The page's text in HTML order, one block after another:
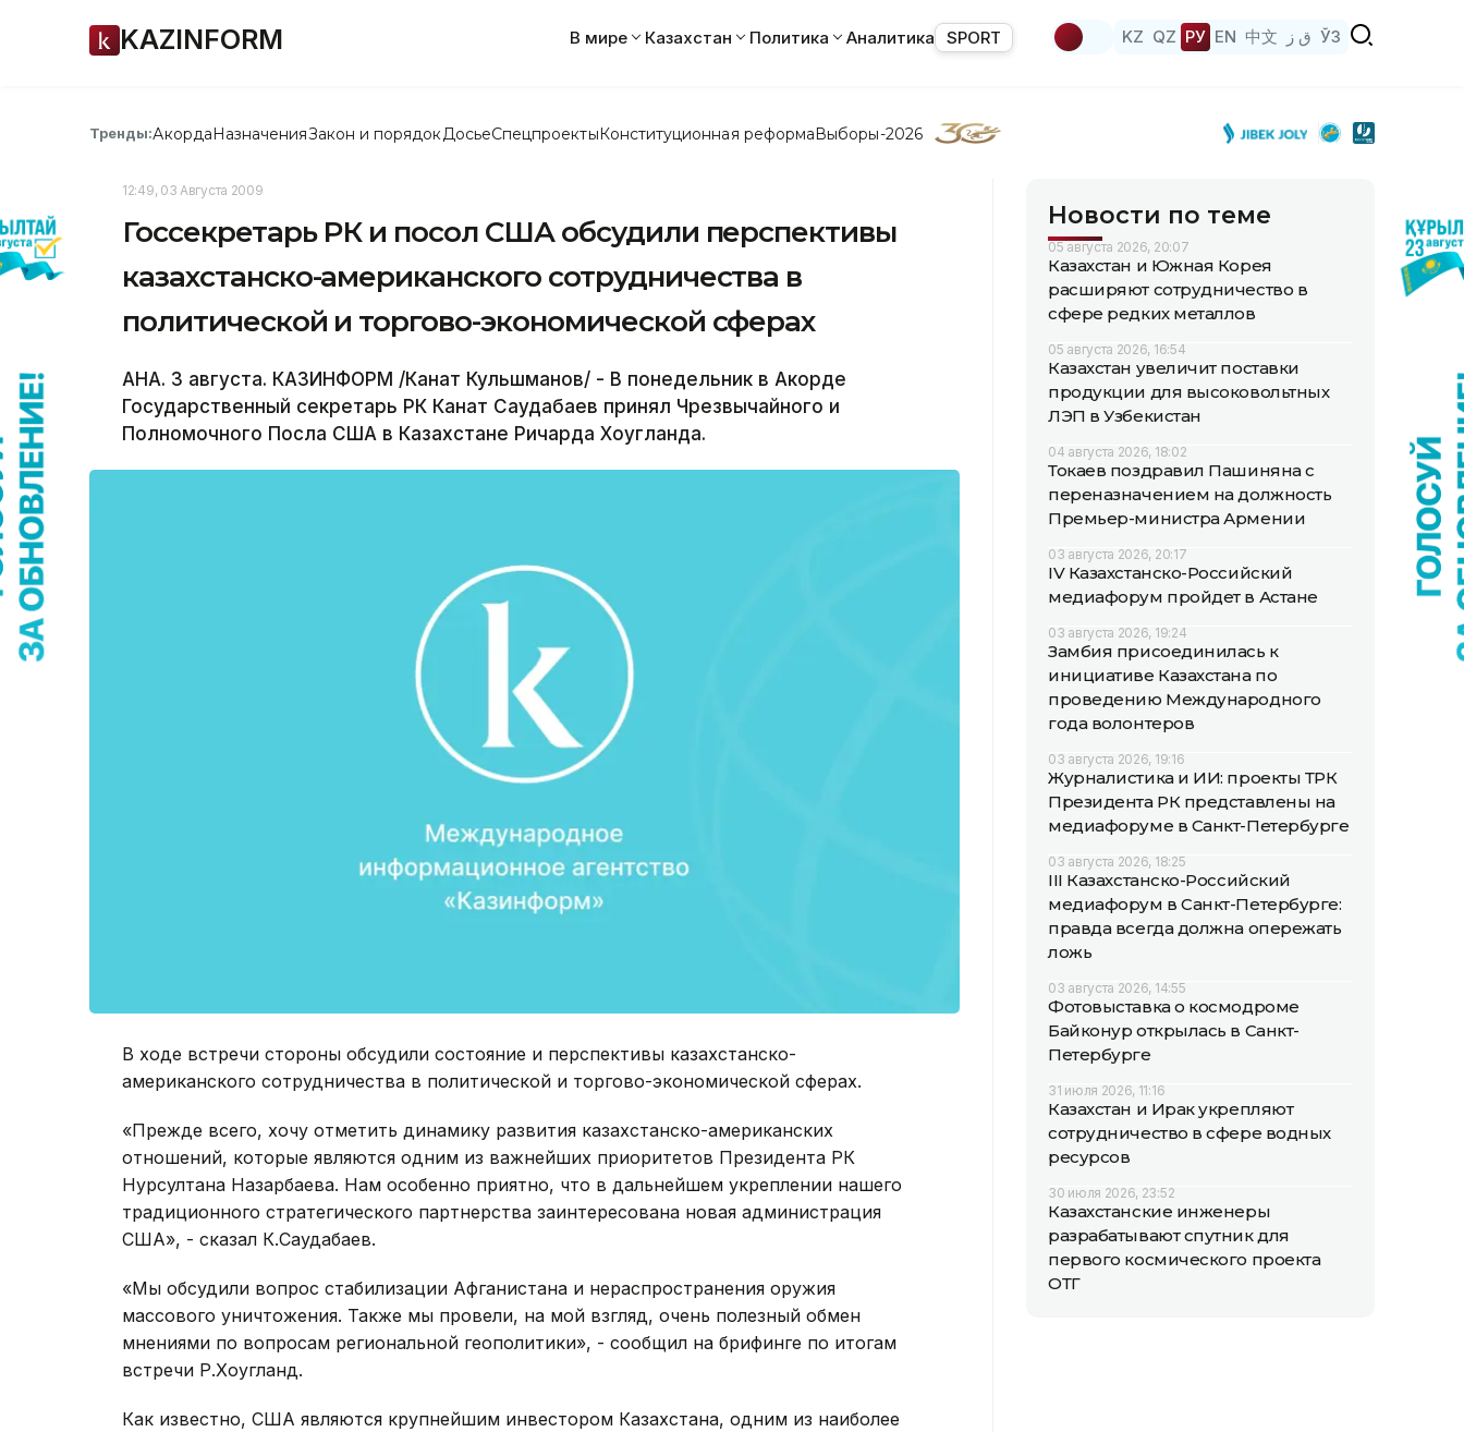
KAZINFORM В мире Казахстан Политика Аналитика SPORT KZ QZ РУ EN 中文 ق ز ЎЗ
Тренды:АкордаНазначенияЗакон и порядок ДосьеСпецпроектыКонституционная реформаВыборы-2026
12:49, 03 Августа 2009
Госсекретарь РК и посол США обсудили перспективы
казахстанско-американского сотрудничества в
политической и торгово-экономической сферах
АНА. 3 августа. КАЗИНФОРМ /Канат Кульшманов/ - В понедельник в Акорде
Государственный секретарь РК Канат Саудабаев принял Чрезвычайного и
Полномочного Посла США в Казахстане Ричарда Хоугланда.
В ходе встречи стороны обсудили состояние и перспективы казахстанско-
американского сотрудничества в политической и торгово-экономической сферах.
«Прежде всего, хочу отметить динамику развития казахстанско-американских
отношений, которые являются одним из важнейших приоритетов Президента РК
Нурсултана Назарбаева. Нам особенно приятно, что в дальнейшем укреплении нашего
традиционного стратегического партнерства заинтересована новая администрация
США», - сказал К.Саудабаев.
«Мы обсудили вопрос стабилизации Афганистана и нераспространения оружия
массового уничтожения. Также мы провели, на мой взгляд, очень полезный обмен
мнениями по вопросам региональной геополитики», - сообщил на брифинге по итогам
встречи Р.Хоугланд.
Как известно, США являются крупнейшим инвестором Казахстана, одним из наиболее
Новости по теме
05 августа 2026, 20:07
Казахстан и Южная Корея
расширяют сотрудничество в
сфере редких металлов
05 августа 2026, 16:54
Казахстан увеличит поставки
продукции для высоковольтных
ЛЭП в Узбекистан
04 августа 2026, 18:02
Токаев поздравил Пашиняна с
переназначением на должность
Премьер-министра Армении
03 августа 2026, 20:17
IV Казахстанско-Российский
медиафорум пройдет в Астане
03 августа 2026, 19:24
Замбия присоединилась к
инициативе Казахстана по
проведению Международного
года волонтеров
03 августа 2026, 19:16
Журналистика и ИИ: проекты ТРК
Президента РК представлены на
медиафоруме в Санкт-Петербурге
03 августа 2026, 18:25
III Казахстанско-Российский
медиафорум в Санкт-Петербурге:
правда всегда должна опережать
ложь
03 августа 2026, 14:55
Фотовыставка о космодроме
Байконур открылась в Санкт-
Петербурге
31 июля 2026, 11:16
Казахстан и Ирак укрепляют
сотрудничество в сфере водных
ресурсов
30 июля 2026, 23:52
Казахстанские инженеры
разрабатывают спутник для
первого космического проекта
ОТГ